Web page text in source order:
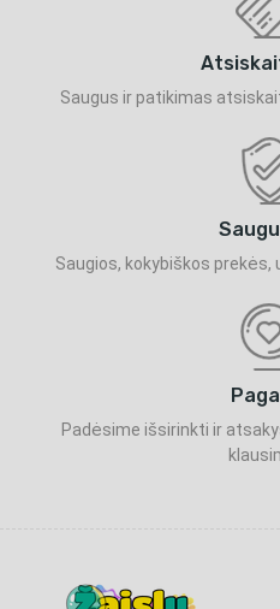
Saugus ir patikimas
Saugios, kokybiškos
Padėsime išsirinkti ir